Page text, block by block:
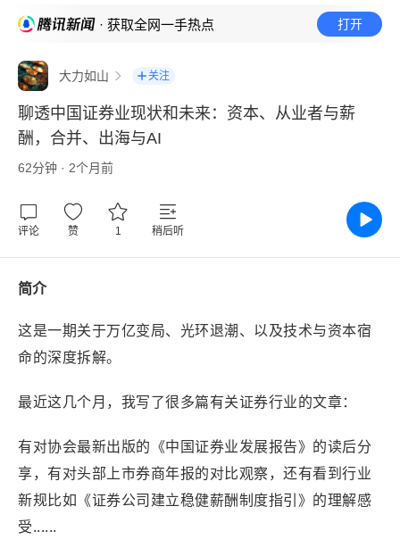
· 获取全网一手热点 打开
大力如山 关注
聊透中国证券业现状和未来：资本、从业者与薪
酬，合并、出海与AI
62分钟 · 2个月前
评论 赞 1 稍后听
简介
这是一期关于万亿变局、光环退潮、以及技术与资本宿
命的深度拆解。
最近这几个月，我写了很多篇有关证券行业的文章：
有对协会最新出版的《中国证券业发展报告》的读后分
享，有对头部上市券商年报的对比观察，还有看到行业
新规比如《证券公司建立稳健薪酬制度指引》的理解感
受......